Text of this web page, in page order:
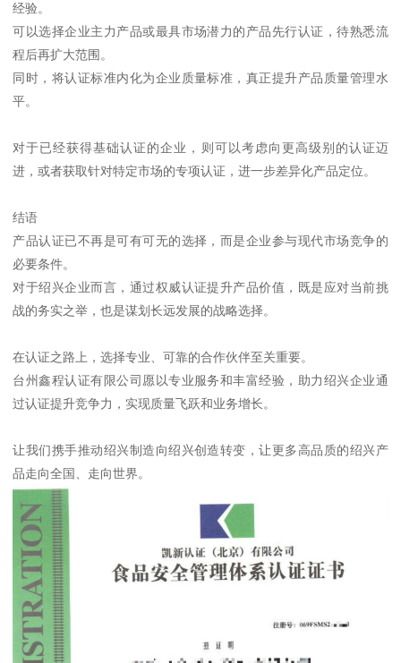
经验。
可以选择企业主力产品或最具市场潜力的产品先行认证，待熟悉流
程后再扩大范围。
同时，将认证标准内化为企业质量标准，真正提升产品质量管理水
平。
对于已经获得基础认证的企业，则可以考虑向更高级别的认证迈
进，或者获取针对特定市场的专项认证，进一步差异化产品定位。
结语
产品认证已不再是可有可无的选择，而是企业参与现代市场竞争的
必要条件。
对于绍兴企业而言，通过权威认证提升产品价值，既是应对当前挑
战的务实之举，也是谋划长远发展的战略选择。
在认证之路上，选择专业、可靠的合作伙伴至关重要。
台州鑫程认证有限公司愿以专业服务和丰富经验，助力绍兴企业通
过认证提升竞争力，实现质量飞跃和业务增长。
让我们携手推动绍兴制造向绍兴创造转变，让更多高品质的绍兴产
品走向全国、走向世界。